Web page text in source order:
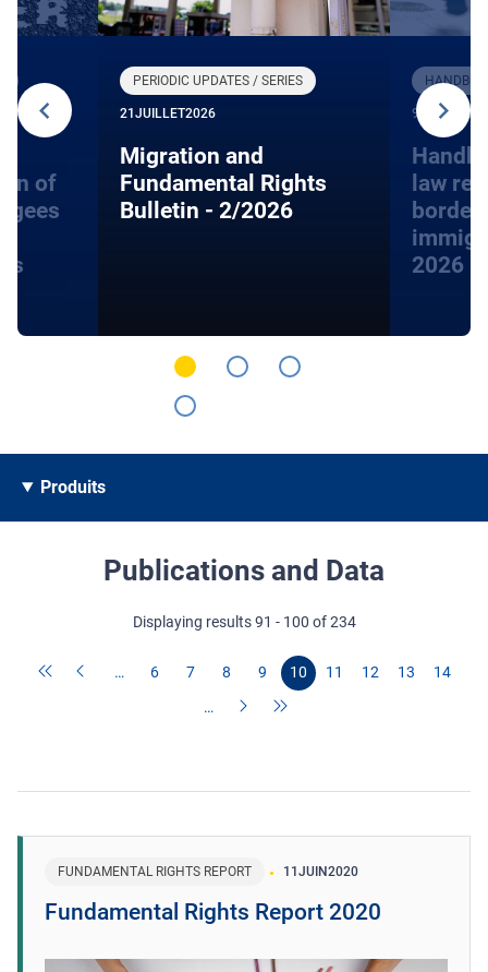
of
PERIODIC UPDATES / SERIES
21 JUILLET2026
Migration and
Fundamental Rights
Bulletin - 2/2026
9 JUIN 2026
law
2026
Produits
Publications and Data
Displaying results 91 - 100 of 234
… 6 7 8 9 10 11 12 13
14
…
FUNDAMENTAL RIGHTS REPORT 11 JUIN2020
Fundamental Rights Report 2020